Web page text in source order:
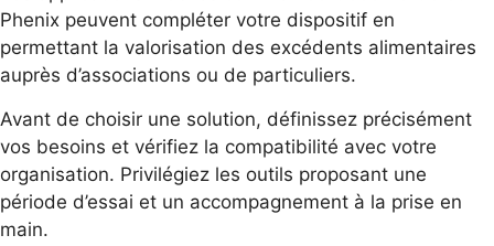
Phenix peuvent compléter votre dispositif en
permettant la valorisation des excédents alimentaires
auprès d’associations ou de particuliers.
Avant de choisir une solution, définissez précisément
vos besoins et vérifiez la compatibilité avec votre
organisation. Privilégiez les outils proposant une
période d’essai et un accompagnement à la prise en
main.